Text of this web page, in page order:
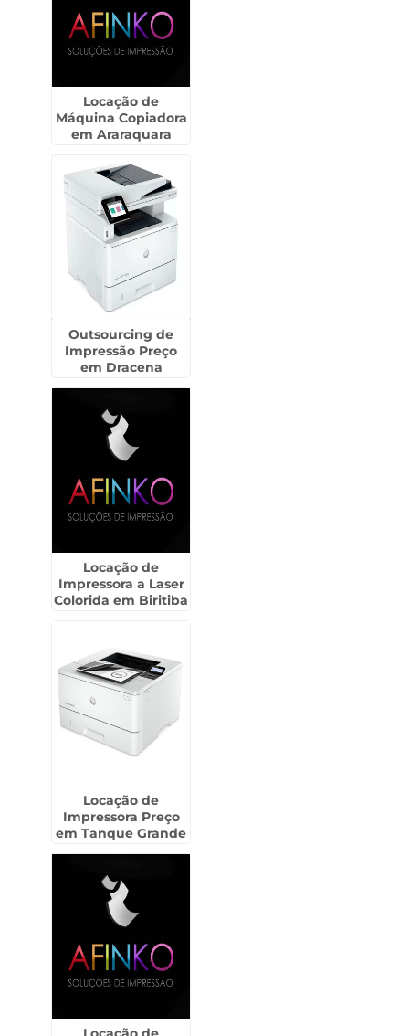
Locação de
Máquina Copiadora
em Araraquara
Outsourcing de
Impressão Preço
em Dracena
Locação de
Impressora a Laser
Colorida em Biritiba
Locação de
Impressora Preço
em Tanque Grande